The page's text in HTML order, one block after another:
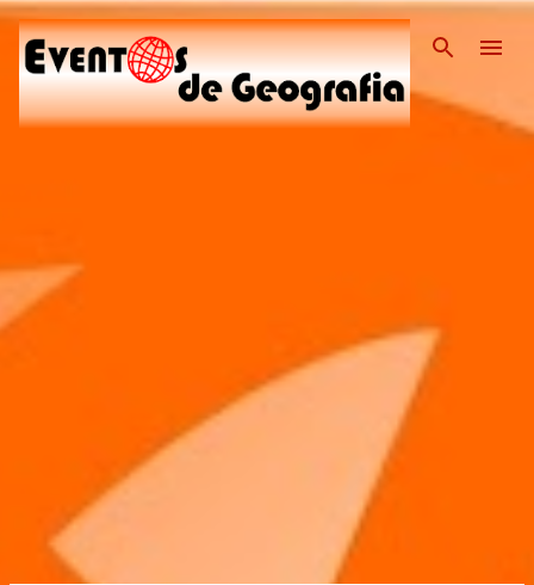
Pular para o conteúdo